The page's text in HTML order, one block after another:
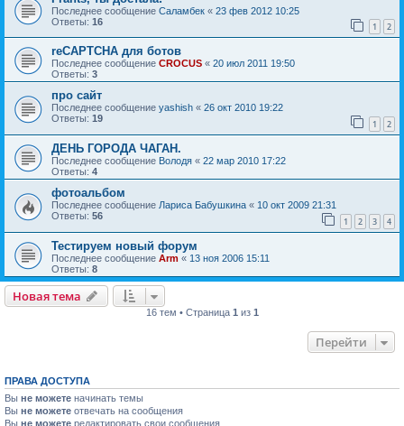
Последнее сообщение Саламбек « 23 фев 2012 10:25
Ответы: 16 1 2
reCAPTCHA для ботов
Последнее сообщение CROCUS « 20 июл 2011 19:50
Ответы: 3
про сайт
Последнее сообщение yashish « 26 окт 2010 19:22
Ответы: 19 1 2
ДЕНЬ ГОРОДА ЧАГАН.
Последнее сообщение Володя « 22 мар 2010 17:22
Ответы: 4
фотоальбом
Последнее сообщение Лариса Бабушкина « 10 окт 2009 21:31
Ответы: 56 1 2 3 4
Тестируем новый форум
Последнее сообщение Arm « 13 ноя 2006 15:11
Ответы: 8
Новая тема
16 тем • Страница 1 из 1
Перейти
ПРАВА ДОСТУПА
Вы не можете начинать темы
Вы не можете отвечать на сообщения
Вы не можете редактировать свои сообщения